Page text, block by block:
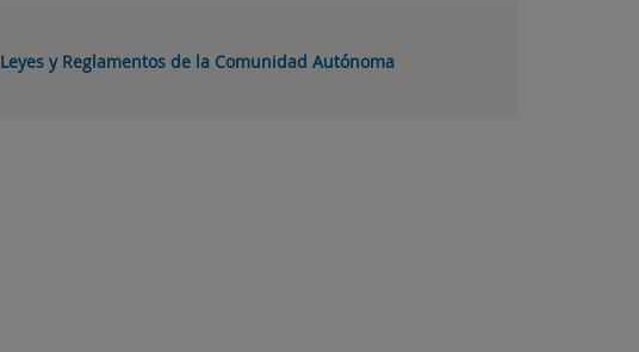
Leyes y Reglamentos de la Comunidad Autónoma